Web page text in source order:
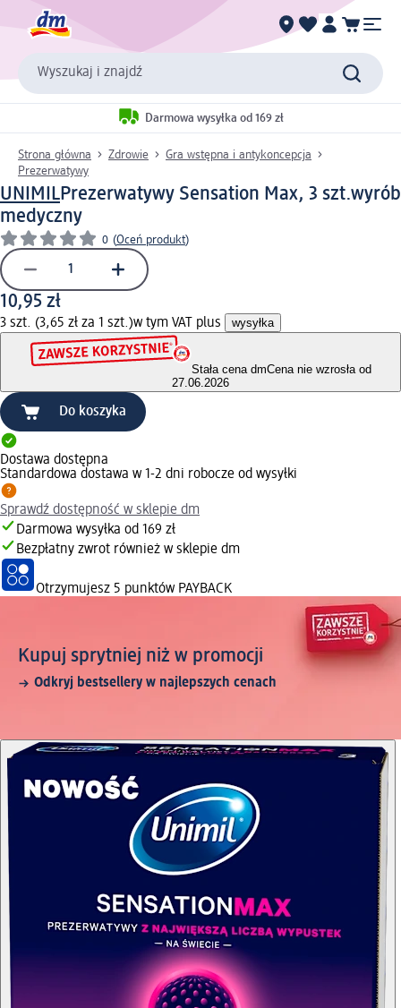
Wyszukaj i znajdź
Darmowa wysyłka od 169 zł
Strona główna Zdrowie
Gra wstępna i antykoncepcja
Prezerwatywy
UNIMILPrezerwatywy Sensation Max, 3 szt.wyrób
medyczny
0 (Oceń produkt)
10,95 zł
3 szt. (3,65 zł za 1 szt.)w tym VAT plus wysyłka
Stała cena dmCena nie wzrosła od
27.06.2026
Do koszyka
Dostawa dostępna
Standardowa dostawa w 1-2 dni robocze od wysyłki
Sprawdź dostępność w sklepie dm
Darmowa wysyłka od 169 zł
Bezpłatny zwrot również w sklepie dm
Otrzymujesz 5 punktów PAYBACK
Kupuj sprytniej niż w promocji
Odkryj bestsellery w najlepszych cenach